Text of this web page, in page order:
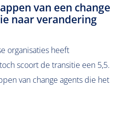
van een change
naar verandering
organisaties heeft
scoort de transitie een 5,5.
van change agents die het